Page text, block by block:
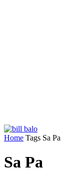
Home Tags Sa Pa
Sa Pa